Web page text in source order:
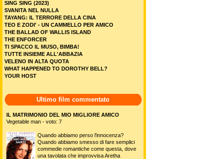
SING SING (2023)
SVANITA NEL NULLA
TAYANG: IL TERRORE DELLA CINA
TEO E ZODI' - UN CAMMELLO PER AMICO
THE BALLAD OF WALLIS ISLAND
THE ENFORCER
TI SPACCO IL MUSO, BIMBA!
TUTTE INSIEME ALL'ABBAZIA
VELENO IN ALTA QUOTA
WHAT HAPPENED TO DOROTHY BELL?
YOUR HOST
Ultimo film commentato
IL MATRIMONIO DEL MIO MIGLIORE AMICO
Vegetable man - voto: 7
Quando abbiamo perso l'innocenza?
Quando abbiamo smesso di fare semplici
commedie romantiche come questa, dove
una tavolata che improvvisa Aretha